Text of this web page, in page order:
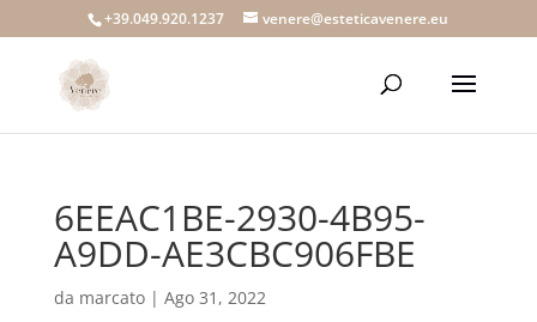
+39.049.920.1237 venere@esteticavenere.eu
6EEAC1BE-2930-4B95-
A9DD-AE3CBC906FBE
da marcato| Ago 31, 2022